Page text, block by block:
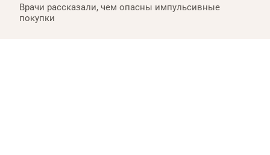
Врачи рассказали, чем опасны импульсивные
покупки